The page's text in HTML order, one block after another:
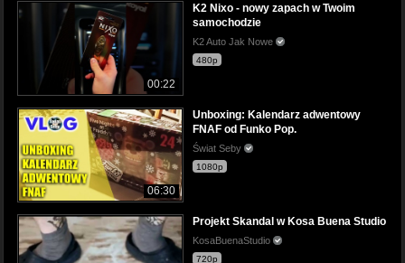
00:22
K2 Nixo - nowy zapach w Twoim
samochodzie
K2 Auto Jak Nowe
480p
06:30
Unboxing: Kalendarz adwentowy
FNAF od Funko Pop.
Świat Seby
1080p
Projekt Skandal w Kosa Buena Studio
KosaBuenaStudio
720p